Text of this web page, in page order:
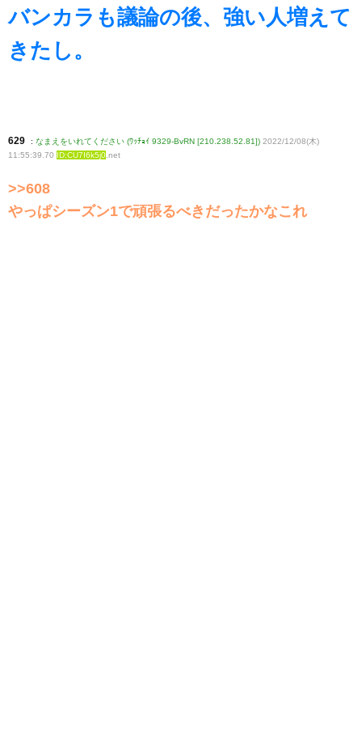
バンカラも議論の後、強い人増えて
きたし。
629 : なまえをいれてください (ﾜｯﾁｮｲ 9329-BvRN [210.238.52.81]) 2022/12/08(木)
11:55:39.70 ID:CU7I6k5j0 .net
>>608
やっぱシーズン1で頑張るべきだったかなこれ